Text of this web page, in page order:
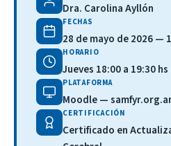
Dra. Carolina Ayllón
FECHAS
28 de mayo de 2026 —
HORARIO
Jueves 18:00 a 19:30 hs
PLATAFORMA
Moodle —
CERTIFICACIÓN
Certificado en